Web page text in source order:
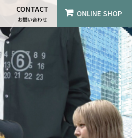
CONTACT
お問い合わせ
ONLINE SHOP